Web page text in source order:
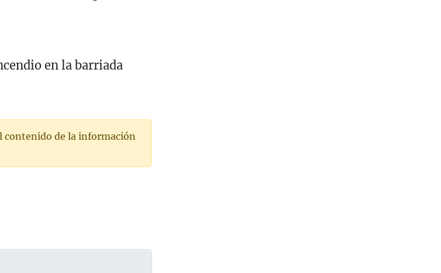
en la barriada
contenido de la información